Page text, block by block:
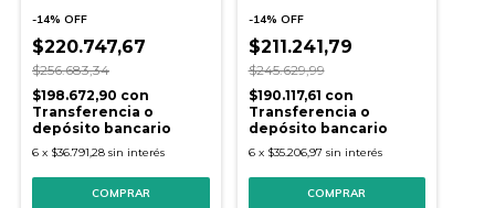
-14% OFF
$220.747,67
$256.683,34
$198.672,90 con
Transferencia o
depósito bancario
6 x $36.791,28 sin interés
-14% OFF
$211.241,79
$245.629,99
$190.117,61 con
Transferencia o
depósito bancario
6 x $35.206,97 sin interés